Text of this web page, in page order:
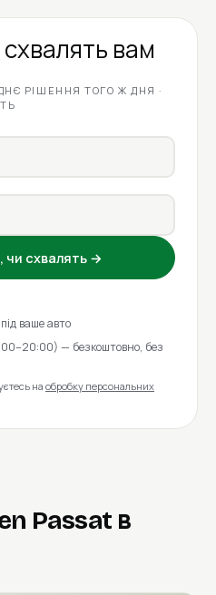
схвалять вам
РІШЕННЯ ТОГО Ж ДНЯ ·
чи схвалять →
ваше авто
— безкоштовно, без
на обробку персональних
Passat в